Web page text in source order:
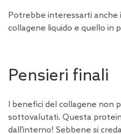
Potrebbe interessarti anche
collagene liquido e quello in
Pensieri finali
I benefici del collagene non
sottovalutati. Questa
dall'interno! Sebbene si